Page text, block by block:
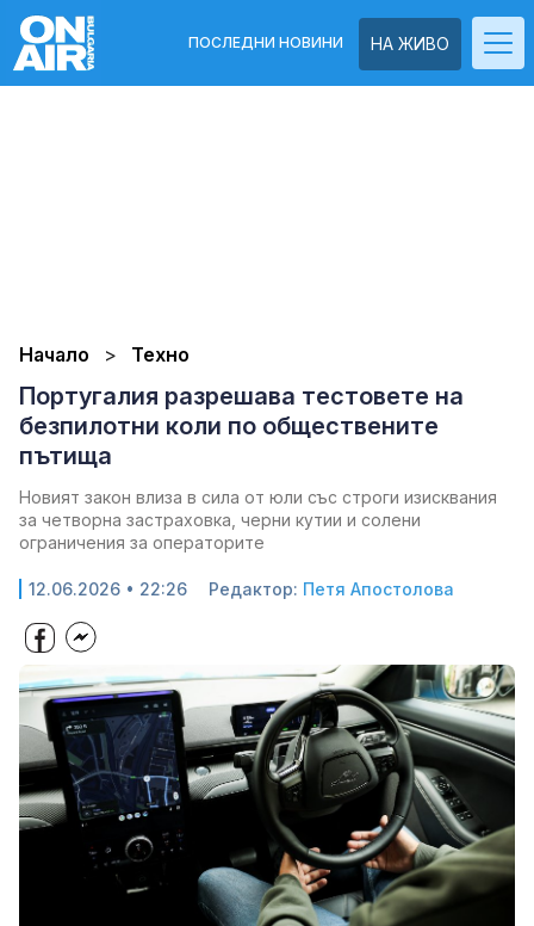
НА ЖИВО
ПОСЛЕДНИ НОВИНИ
Начало Техно
Португалия разрешава тестовете на
безпилотни коли по обществените
пътища
Новият закон влиза в сила от юли със строги изисквания
за четворна застраховка, черни кутии и солени
ограничения за операторите
12.06.2026 • 22:26 Редактор: Петя Апостолова